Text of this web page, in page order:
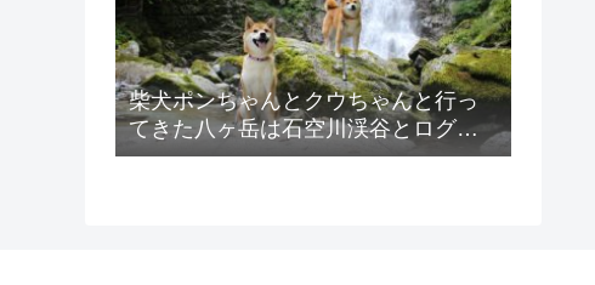
柴犬ポンちゃんとクウちゃんと行っ
てきた八ヶ岳は石空川渓谷とログハ
ウス貸別荘ゆがふの紹介！